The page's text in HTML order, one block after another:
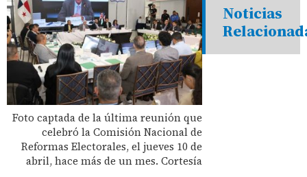
Foto captada de la última reunión que
celebró la Comisión Nacional de
Reformas Electorales, el jueves 10 de
abril, hace más de un mes. Cortesía
Noticias